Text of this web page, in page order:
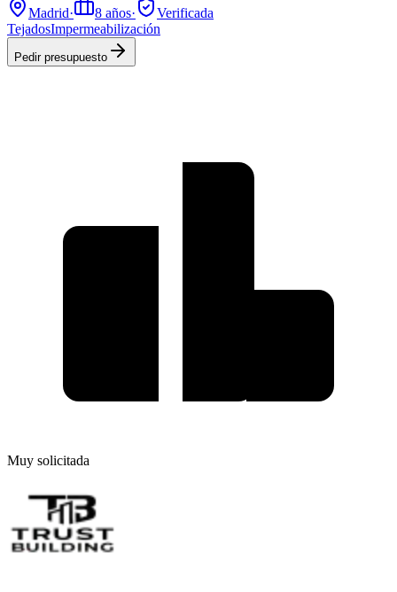
Madrid· 8 años·
Verificada
TejadosImpermeabilización
Pedir presupuesto
Muy solicitada